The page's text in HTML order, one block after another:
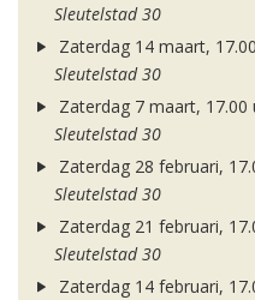
Sleutelstad 30
Zaterdag 14 maart,
Sleutelstad 30
Zaterdag 7 maart, 17.00
Sleutelstad 30
Zaterdag 28 februari,
Sleutelstad 30
Zaterdag 21 februari,
Sleutelstad 30
Zaterdag 14 februari,